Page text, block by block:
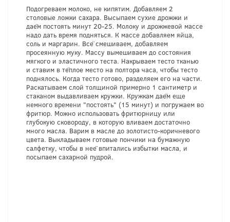
Подогреваем молоко, не кипятим. Добавляем 2
столовые ложки сахара. Высыпаем сухие дрожжи и
даём постоять минут 20-25. Молоку и дрожжевой массе
надо дать время подняться. К массе добавляем яйца,
соль и маргарин. Всё смешиваем, добавляем
просеянную муку. Массу вымешиваем до состояния
мягкого и эластичного теста. Накрываем тесто тканью
и ставим в тёплое место на полтора часа, чтобы тесто
поднялось. Когда тесто готово, разделяем его на части.
Раскатываем слой толщиной примерно 1 сантиметр и
стаканом выдавливаем кружки. Кружкам даём еще
немного времени "постоять" (15 минут) и погружаем во
фритюр. Можно использовать фритюрницу или
глубокую сковороду, в которую вливаем достаточно
много масла. Варим в масле до золотисто-коричневого
цвета. Выкладываем готовые пончики на бумажную
салфетку, чтобы в неё впитались избытки масла, и
посыпаем сахарной пудрой.